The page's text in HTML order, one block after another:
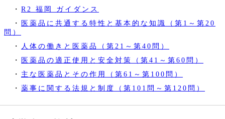
・ R2 福岡 ガイダンス
・
医薬品に共通する特性と基本的な知識（第1～第20
問）
・
人体の働きと医薬品（第21～第40問）
・
医薬品の適正使用と安全対策（第41～第60問）
・ 主な医薬品とその作用（第61～第100問）
・ 薬事に関する法規と制度（第101問～第120問）